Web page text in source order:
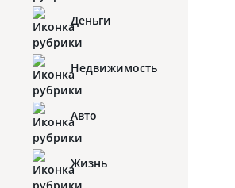
Деньги
Недвижимость
Авто
Жизнь